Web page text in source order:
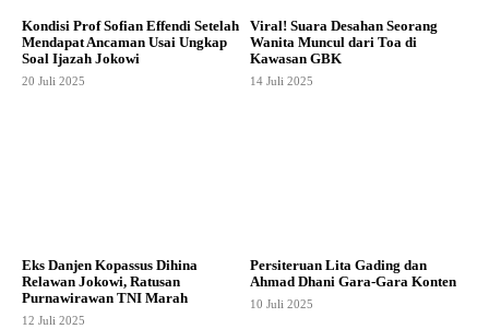
Kondisi Prof Sofian Effendi Setelah
Mendapat Ancaman Usai Ungkap
Soal Ijazah Jokowi
20 Juli 2025
Viral! Suara Desahan Seorang
Wanita Muncul dari Toa di
Kawasan GBK
14 Juli 2025
Eks Danjen Kopassus Dihina
Relawan Jokowi, Ratusan
Purnawirawan TNI Marah
12 Juli 2025
Persiteruan Lita Gading dan
Ahmad Dhani Gara-Gara Konten
10 Juli 2025